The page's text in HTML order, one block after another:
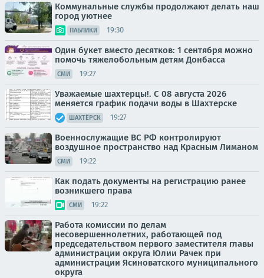
Коммунальные службы продолжают делать наш
город уютнее
ПАБЛИКИ 19:30
Один букет вместо десятков: 1 сентября можно
помочь тяжелобольным детям Донбасса
СМИ 19:27
Уважаемые шахтерцы!. С 08 августа 2026
меняется график подачи воды в Шахтерске
ШАХТЁРСК 19:27
Военнослужащие ВС РФ контролируют
воздушное пространство над Красным Лиманом
СМИ 19:22
Как подать документы на регистрацию ранее
возникшего права
СМИ 19:22
Работа комиссии по делам
несовершеннолетних, работающей под
председательством первого заместителя главы
администрации округа Юлии Рачек при
администрации Ясиноватского муниципального
округа